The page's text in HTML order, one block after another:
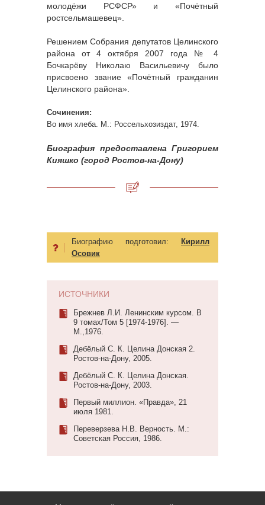
молодёжи РСФСР» и «Почётный
ростсельмашевец».
Решением Собрания депутатов Целинского
района от 4 октября 2007 года № 4
Бочкарёву Николаю Васильевичу было
присвоено звание «Почётный гражданин
Целинского района».
Сочинения:
Во имя хлеба. М.: Россельхозиздат, 1974.
Биография предоставлена Григорием
Кияшко (город Ростов-на-Дону)
Биографию подготовил: Кирилл
Осовик
ИСТОЧНИКИ
Брежнев Л.И. Ленинским курсом. В
9 томах/Том 5 [1974-1976]. —
М.,1976.
Дебёлый С. К. Целина Донская 2.
Ростов-на-Дону, 2005.
Дебёлый С. К. Целина Донская.
Ростов-на-Дону, 2003.
Первый миллион. «Правда», 21
июля 1981.
Переверзева Н.В. Верность. М.:
Советская Россия, 1986.